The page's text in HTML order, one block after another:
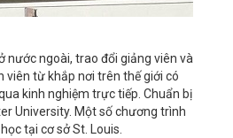
nước ngoài, trao đổi giảng viên và
viên từ khắp nơi trên thế giới có
kinh nghiệm trực tiếp. Chuẩn bị
University. Một số chương trình
tại cơ sở St. Louis.